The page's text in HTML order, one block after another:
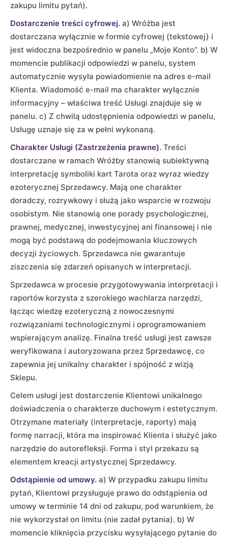
zakupu limitu pytań).
Dostarczenie treści cyfrowej. a) Wróżba jest
dostarczana wyłącznie w formie cyfrowej (tekstowej) i
jest widoczna bezpośrednio w panelu „Moje Konto”. b) W
momencie publikacji odpowiedzi w panelu, system
automatycznie wysyła powiadomienie na adres e-mail
Klienta. Wiadomość e-mail ma charakter wyłącznie
informacyjny – właściwa treść Usługi znajduje się w
panelu. c) Z chwilą udostępnienia odpowiedzi w panelu,
Usługę uznaje się za w pełni wykonaną.
Charakter Usługi (Zastrzeżenia prawne). Treści
dostarczane w ramach Wróżby stanowią subiektywną
interpretację symboliki kart Tarota oraz wyraz wiedzy
ezoterycznej Sprzedawcy. Mają one charakter
doradczy, rozrywkowy i służą jako wsparcie w rozwoju
osobistym. Nie stanowią one porady psychologicznej,
prawnej, medycznej, inwestycyjnej ani finansowej i nie
mogą być podstawą do podejmowania kluczowych
decyzji życiowych. Sprzedawca nie gwarantuje
ziszczenia się zdarzeń opisanych w interpretacji.
Sprzedawca w procesie przygotowywania interpretacji i
raportów korzysta z szerokiego wachlarza narzędzi,
łącząc wiedzę ezoteryczną z nowoczesnymi
rozwiązaniami technologicznymi i oprogramowaniem
wspierającym analizę. Finalna treść usługi jest zawsze
weryfikowana i autoryzowana przez Sprzedawcę, co
zapewnia jej unikalny charakter i spójność z wizją
Sklepu.
Celem usługi jest dostarczenie Klientowi unikalnego
doświadczenia o charakterze duchowym i estetycznym.
Otrzymane materiały (interpretacje, raporty) mają
formę narracji, która ma inspirować Klienta i służyć jako
narzędzie do autorefleksji. Forma i styl przekazu są
elementem kreacji artystycznej Sprzedawcy.
Odstąpienie od umowy. a) W przypadku zakupu limitu
pytań, Klientowi przysługuje prawo do odstąpienia od
umowy w terminie 14 dni od zakupu, pod warunkiem, że
nie wykorzystał on limitu (nie zadał pytania). b) W
momencie kliknięcia przycisku wysyłającego pytanie do